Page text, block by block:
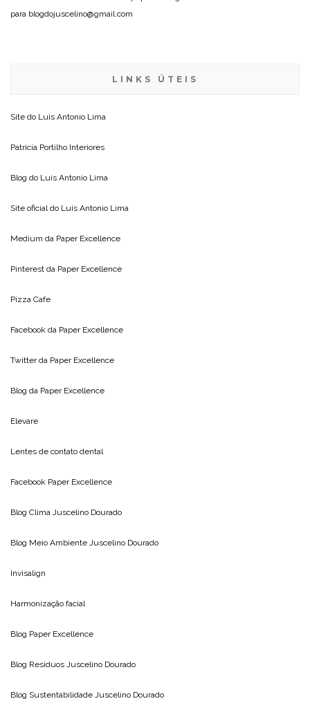
para blogdojuscelino@gmail.com
LINKS ÚTEIS
Site do Luis Antonio Lima
Patricia Portilho Interiores
Blog do Luis Antonio Lima
Site oficial do Luis Antonio Lima
Medium da Paper Excellence
Pinterest da Paper Excellence
Pizza Cafe
Facebook da Paper Excellence
Twitter da Paper Excellence
Blog da Paper Excellence
Elevare
Lentes de contato dental
Facebook Paper Excellence
Blog Clima Juscelino Dourado
Blog Meio Ambiente Juscelino Dourado
Invisalign
Harmonização facial
Blog Paper Excellence
Blog Resíduos Juscelino Dourado
Blog Sustentabilidade Juscelino Dourado